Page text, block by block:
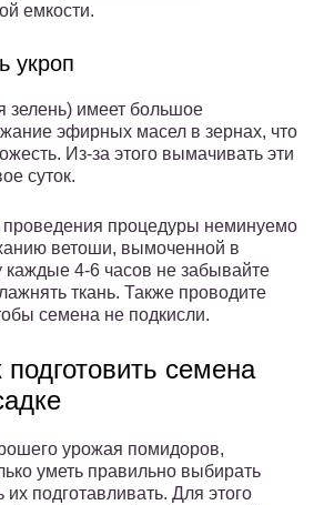
емкости.
укроп
зелень) имеет большое
эфирных масел в зернах, что
Из-за этого вымачивать эти
суток.
проведения процедуры неминуемо
ветоши, вымоченной в
каждые 4-6 часов не забывайте
ткань. Также проводите
семена не подкисли.
семена
урожая помидоров,
уметь правильно выбирать
подготавливать. Для этого